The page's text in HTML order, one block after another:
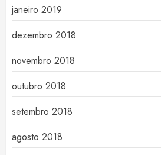
janeiro 2019
dezembro 2018
novembro 2018
outubro 2018
setembro 2018
agosto 2018